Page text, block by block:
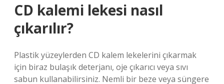
CD kalemi lekesi nasıl
çıkarılır?
Plastik yüzeylerden CD kalem lekelerini çıkarmak
için biraz bulaşık deterjanı, oje çıkarıcı veya sıvı
sabun kullanabilirsiniz. Nemli bir beze veya süngere